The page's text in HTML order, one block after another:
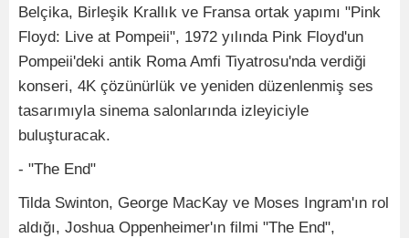
Belçika, Birleşik Krallık ve Fransa ortak yapımı "Pink
Floyd: Live at Pompeii", 1972 yılında Pink Floyd'un
Pompeii'deki antik Roma Amfi Tiyatrosu'nda verdiği
konseri, 4K çözünürlük ve yeniden düzenlenmiş ses
tasarımıyla sinema salonlarında izleyiciyle
buluşturacak.
- "The End"
Tilda Swinton, George MacKay ve Moses Ingram'ın rol
aldığı, Joshua Oppenheimer'ın filmi "The End",